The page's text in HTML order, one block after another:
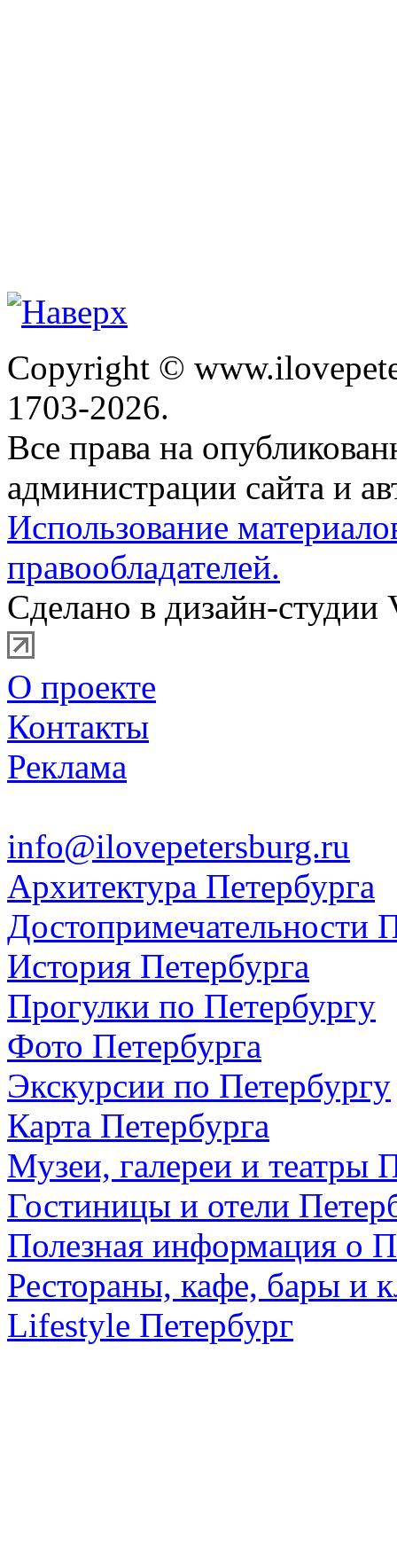
Copyright ©
1703-2026.
Все права на
администрации сайта и
Использование
правообладателей.
Сделано в дизайн-студии
О проекте
Контакты
Реклама
info@ilovepetersburg.ru
Архитектура Петербурга
Достопримечательности
История Петербурга
Прогулки по Петербургу
Фото Петербурга
Экскурсии по Петербургу
Карта Петербурга
Музеи, галереи и театры
Гостиницы и отели
Полезная информация о
Рестораны, кафе, бары и
Lifestyle Петербург